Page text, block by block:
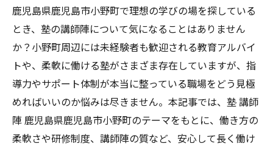
鹿児島県鹿児島市小野町で理想の学びの場を探している
とき、塾の講師陣について気になることはありません
か？小野町周辺には未経験者も歓迎される教育アルバイ
トや、柔軟に働ける塾がさまざま存在していますが、指
導力やサポート体制が本当に整っている職場をどう見極
めればいいのか悩みは尽きません。本記事では、塾 講師
陣 鹿児島県鹿児島市小野町のテーマをもとに、働き方の
柔軟さや研修制度、講師陣の質など、安心して長く働け